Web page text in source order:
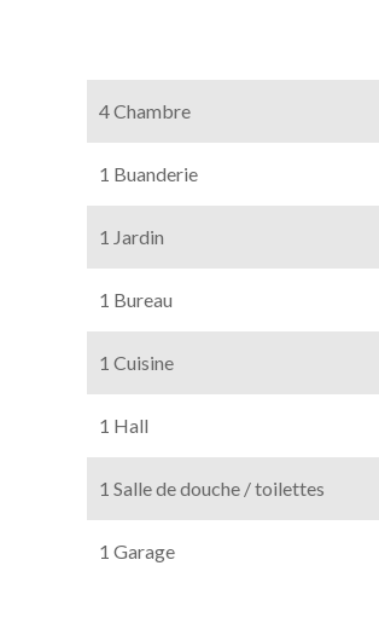
4 Chambre
1 Buanderie
1 Jardin
1 Bureau
1 Cuisine
1 Hall
1 Salle de douche / toilettes
1 Garage